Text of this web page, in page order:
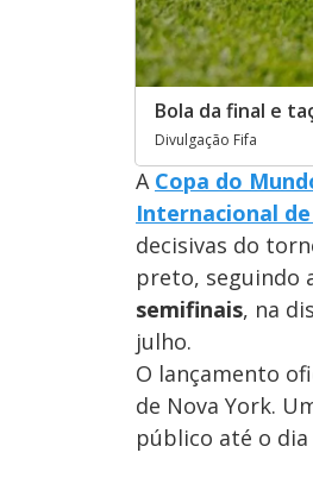
Bola da final e
Divulgação Fifa
A Copa do
Internacional
decisivas do
preto, seguindo
semifinais, na
julho.
O lançamento
de Nova York.
público até o dia